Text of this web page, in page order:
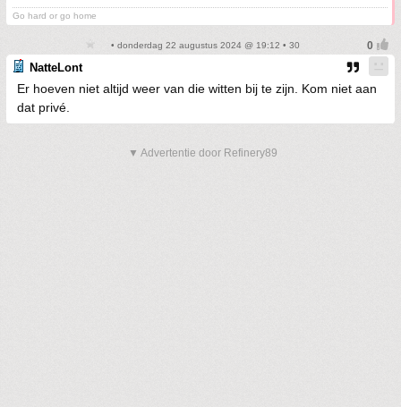
Go hard or go home
• donderdag 22 augustus 2024 @ 19:12 • 30
NatteLont
Er hoeven niet altijd weer van die witten bij te zijn. Kom niet aan
dat privé.
▼ Advertentie door Refinery89